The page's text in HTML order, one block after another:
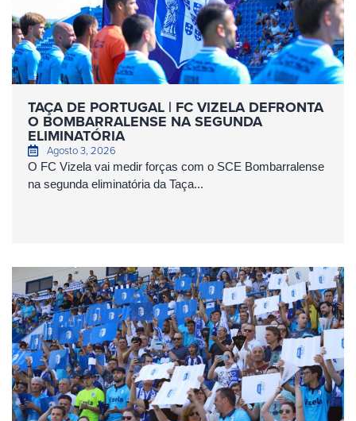
TAÇA DE PORTUGAL | FC VIZELA DEFRONTA
O BOMBARRALENSE NA SEGUNDA
ELIMINATÓRIA
Agosto 3, 2026
O FC Vizela vai medir forças com o SCE Bombarralense
na segunda eliminatória da Taça...